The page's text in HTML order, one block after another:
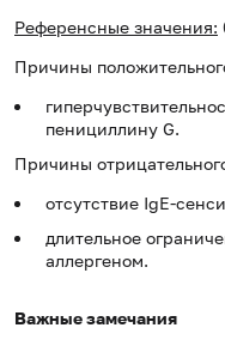
Референсные значения:
Причины
пенициллину G.
Причины
отсутствие IgE-
длительное
аллергеном.
Важные замечания